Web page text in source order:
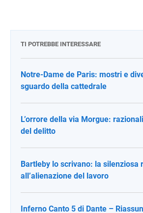
TI POTREBBE INTERESSARE
Notre-Dame de Paris: mostri e
sguardo della cattedrale
L’orrore della via Morgue:
del delitto
Bartleby lo scrivano: la silenziosa
all’alienazione del lavoro
Inferno Canto 5 di Dante –